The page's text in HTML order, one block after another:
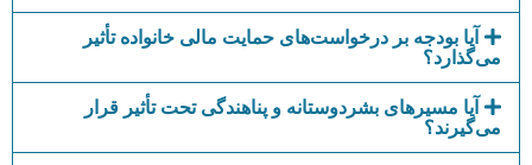
آیا بودجه بر درخواست‌های حمایت مالی خانواده تأثیر
می‌گذارد؟
آیا مسیرهای بشردوستانه و پناهندگی تحت تأثیر قرار
می‌گیرند؟